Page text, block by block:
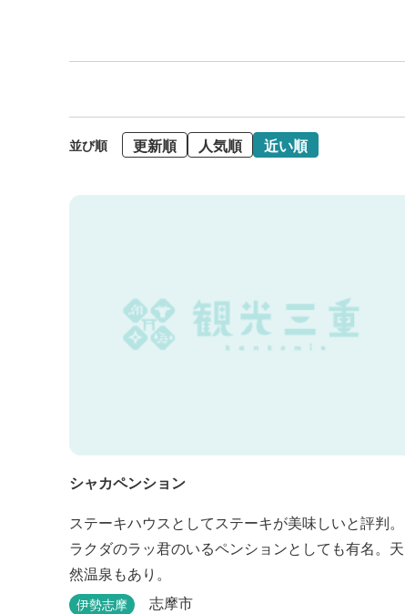
並び順 更新順 人気順 近い順
シャカペンション
ステーキハウスとしてステーキが美味しいと評判。
ラクダのラッ君のいるペンションとしても有名。天
然温泉もあり。
伊勢志摩 志摩市